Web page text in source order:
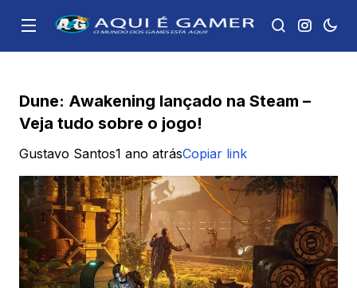
Dune: Awakening lançado na Steam –
Veja tudo sobre o jogo!
Gustavo Santos1 ano atrásCopiar link